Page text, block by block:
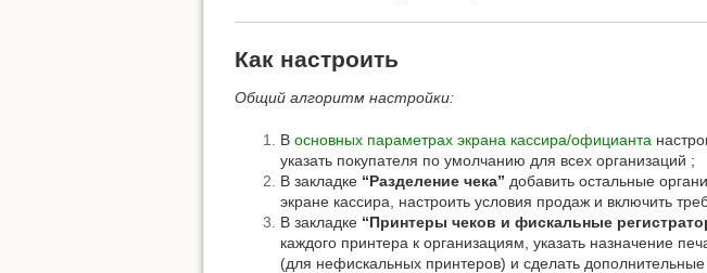
Как настроить
Общий алгоритм настройки:
В основных параметрах экрана кассира/официанта
указать покупателя по умолчанию для всех организаций ;
В закладке “Разделение чека” добавить остальные
экране кассира, настроить условия продаж и включить
В закладке “Принтеры чеков и фискальные
каждого принтера к организациям, указать назначение
(для нефискальных принтеров) и сделать